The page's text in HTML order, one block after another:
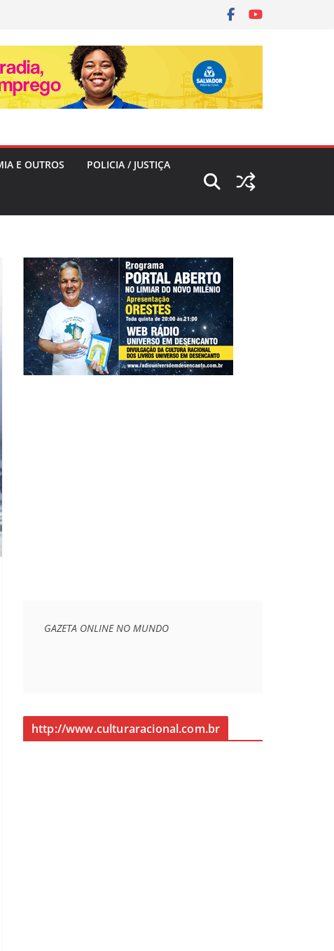
E OUTROS POLICIA / JUSTIÇA
GAZETA ONLINE NO MUNDO
http://www.culturaracional.com.br